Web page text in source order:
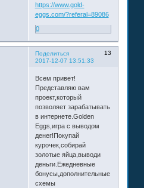
https://www.gold-
eggs.com/?referal=89086
0
Поделиться
13
2017-12-07 13:51:33
Всем привет!
Представляю вам
проект,который
позволяет зарабатывать
в интернете.Golden
Eggs,игра с выводом
денег!Покупай
курочек,собирай
золотые яйца,выводи
деньги.Ежедневные
бонусы,дополнительные
схемы